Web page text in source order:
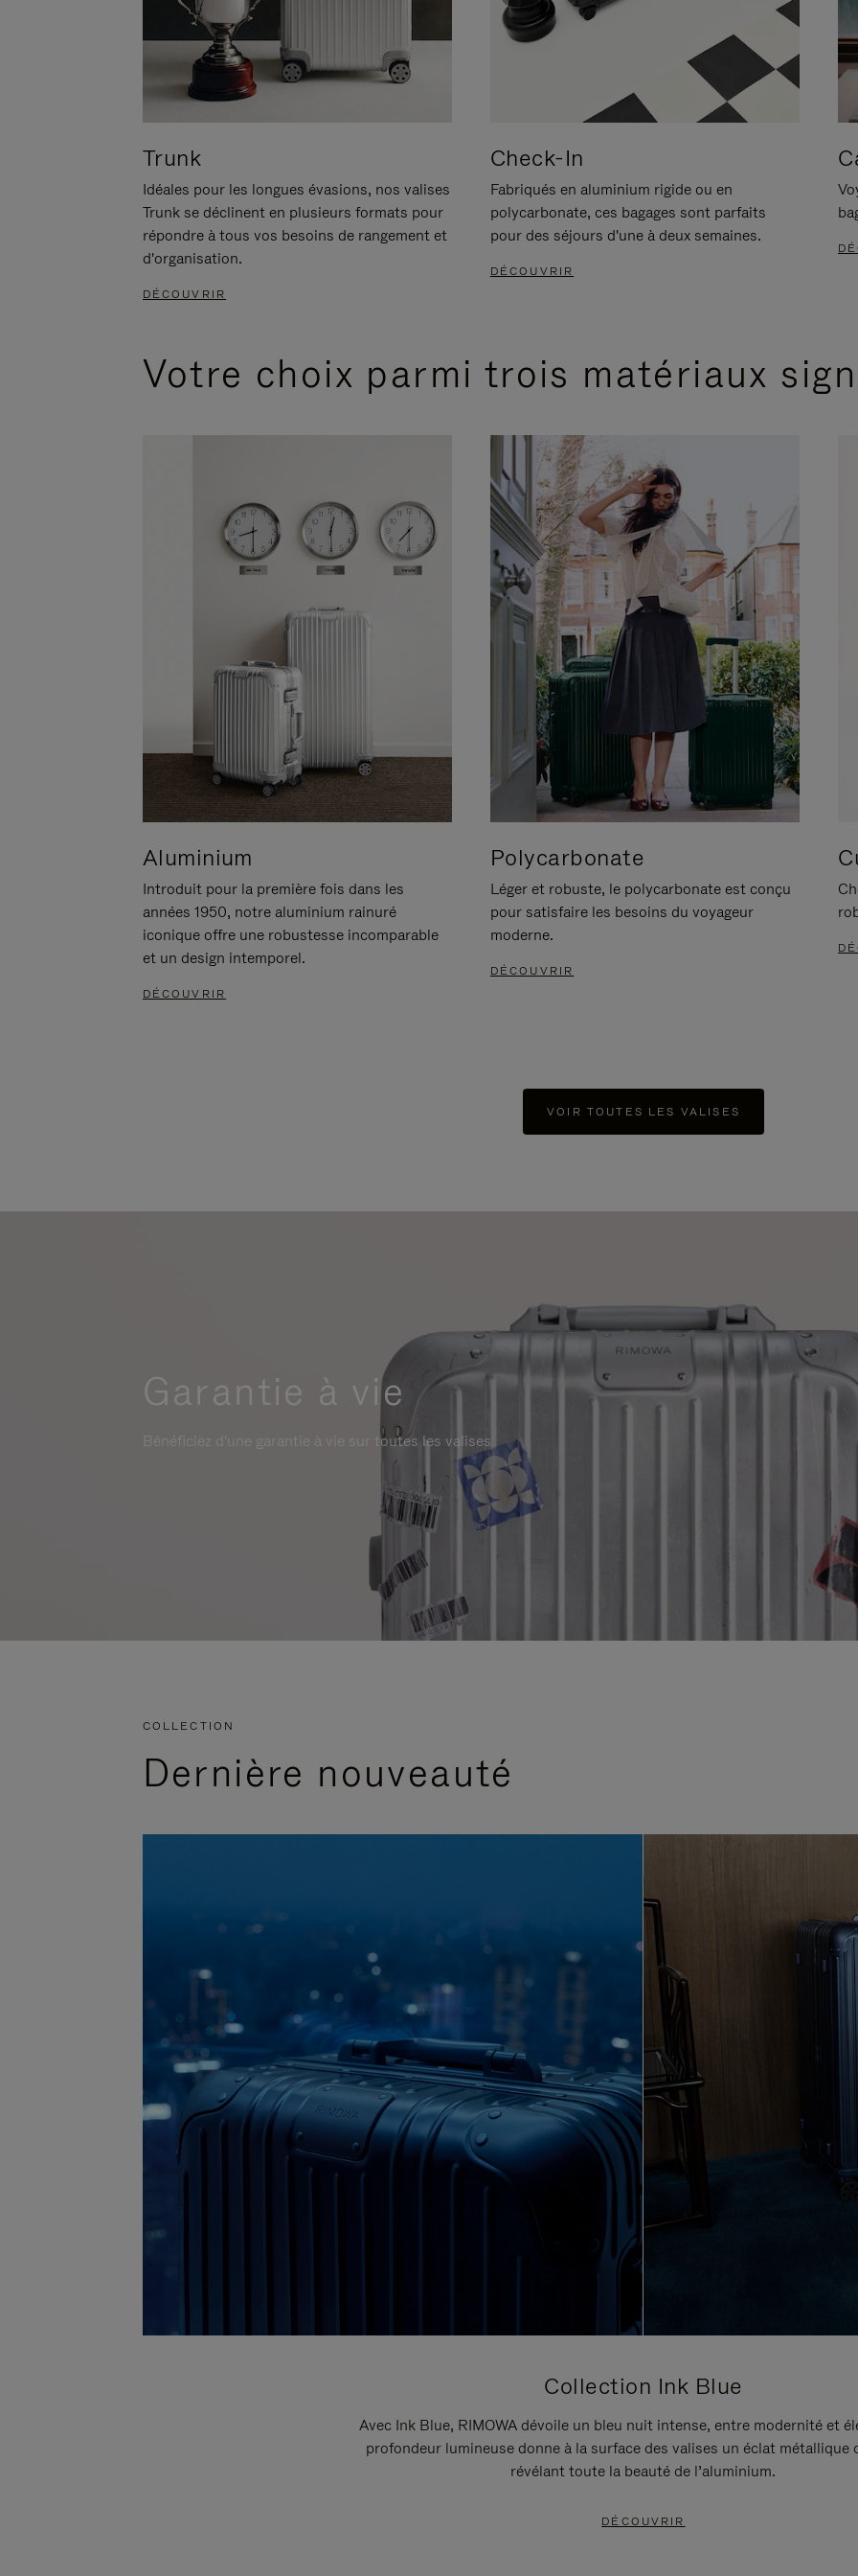
Trunk
Idéales pour les longues évasions, nos valises
Trunk se déclinent en plusieurs formats pour
répondre à tous vos besoins de rangement et
d'organisation.
DÉCOUVRIR
Check-In
Fabriqués en aluminium rigide ou en
polycarbonate, ces bagages sont parfaits
pour des séjours d'une à deux semaines.
DÉCOUVRIR
Votre choix parmi trois matériaux
Aluminium
Introduit pour la première fois dans les
années 1950, notre aluminium rainuré
iconique offre une robustesse incomparable
et un design intemporel.
DÉCOUVRIR
Polycarbonate
Léger et robuste, le polycarbonate est conçu
pour satisfaire les besoins du voyageur
moderne.
DÉCOUVRIR
VOIR TOUTES LES VALISES
Garantie à vie
Bénéficiez d'une garantie à vie sur toutes les valises
COLLECTION
Dernière nouveauté
Collection Ink Blue
Avec Ink Blue, RIMOWA dévoile un bleu nuit intense, entre modernité et
profondeur lumineuse donne à la surface des valises un éclat métallique
révélant toute la beauté de l’aluminium.
DÉCOUVRIR